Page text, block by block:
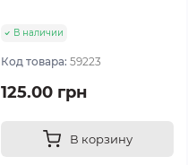
В наличии
Код товара: 59223
125.00 грн
В корзину